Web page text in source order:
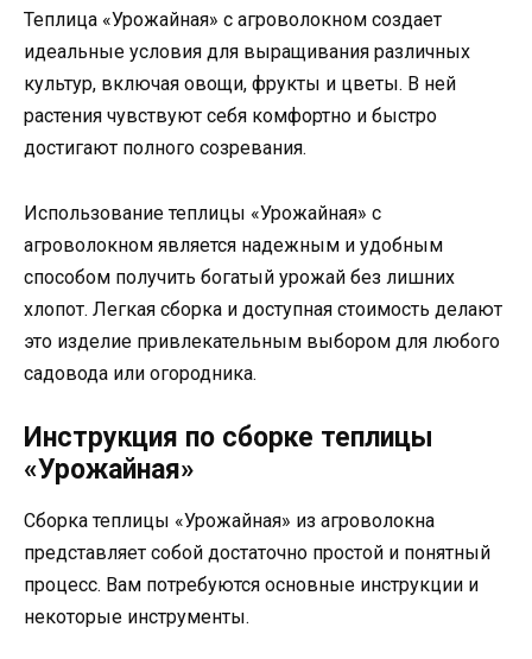
Теплица «Урожайная» с агроволокном создает
идеальные условия для выращивания различных
культур, включая овощи, фрукты и цветы. В ней
растения чувствуют себя комфортно и быстро
достигают полного созревания.
Использование теплицы «Урожайная» с
агроволокном является надежным и удобным
способом получить богатый урожай без лишних
хлопот. Легкая сборка и доступная стоимость делают
это изделие привлекательным выбором для любого
садовода или огородника.
Инструкция по сборке теплицы
«Урожайная»
Сборка теплицы «Урожайная» из агроволокна
представляет собой достаточно простой и понятный
процесс. Вам потребуются основные инструкции и
некоторые инструменты.